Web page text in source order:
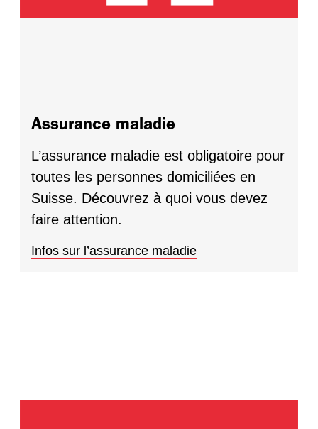
Assurance maladie
L’assurance maladie est obligatoire pour
toutes les personnes domiciliées en
Suisse. Découvrez à quoi vous devez
faire attention.
Infos sur l’assurance maladie